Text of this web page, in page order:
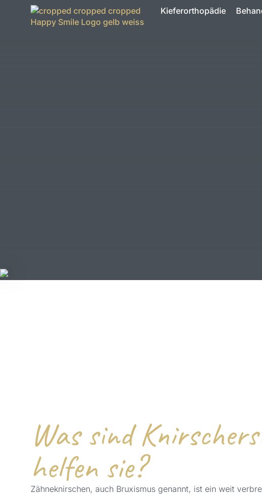
Kieferorthopädie
Was sind
helfen sie?
Zähneknirschen, auch Bruxismus genannt, ist ein weit